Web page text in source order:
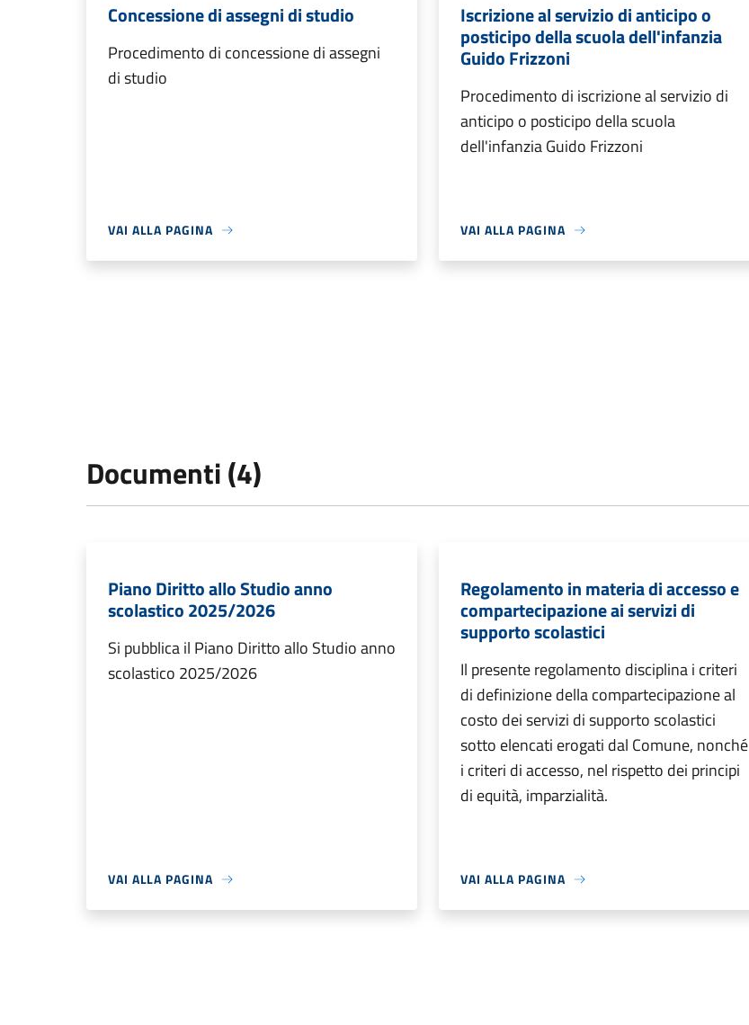
Concessione di assegni di studio
Procedimento di concessione di assegni
di studio
VAI ALLA PAGINA
Iscrizione al servizio di anticipo o
posticipo della scuola dell'infanzia
Guido Frizzoni
Procedimento di iscrizione al servizio di
anticipo o posticipo della scuola
dell'infanzia Guido Frizzoni
VAI ALLA PAGINA
Documenti (4)
Piano Diritto allo Studio anno
scolastico 2025/2026
Si pubblica il Piano Diritto allo Studio anno
scolastico 2025/2026
VAI ALLA PAGINA
Regolamento in materia di accesso e
compartecipazione ai servizi di
supporto scolastici
Il presente regolamento disciplina i criteri
di definizione della compartecipazione al
costo dei servizi di supporto scolastici
sotto elencati erogati dal Comune, nonché
i criteri di accesso, nel rispetto dei principi
di equità, imparzialità.
VAI ALLA PAGINA